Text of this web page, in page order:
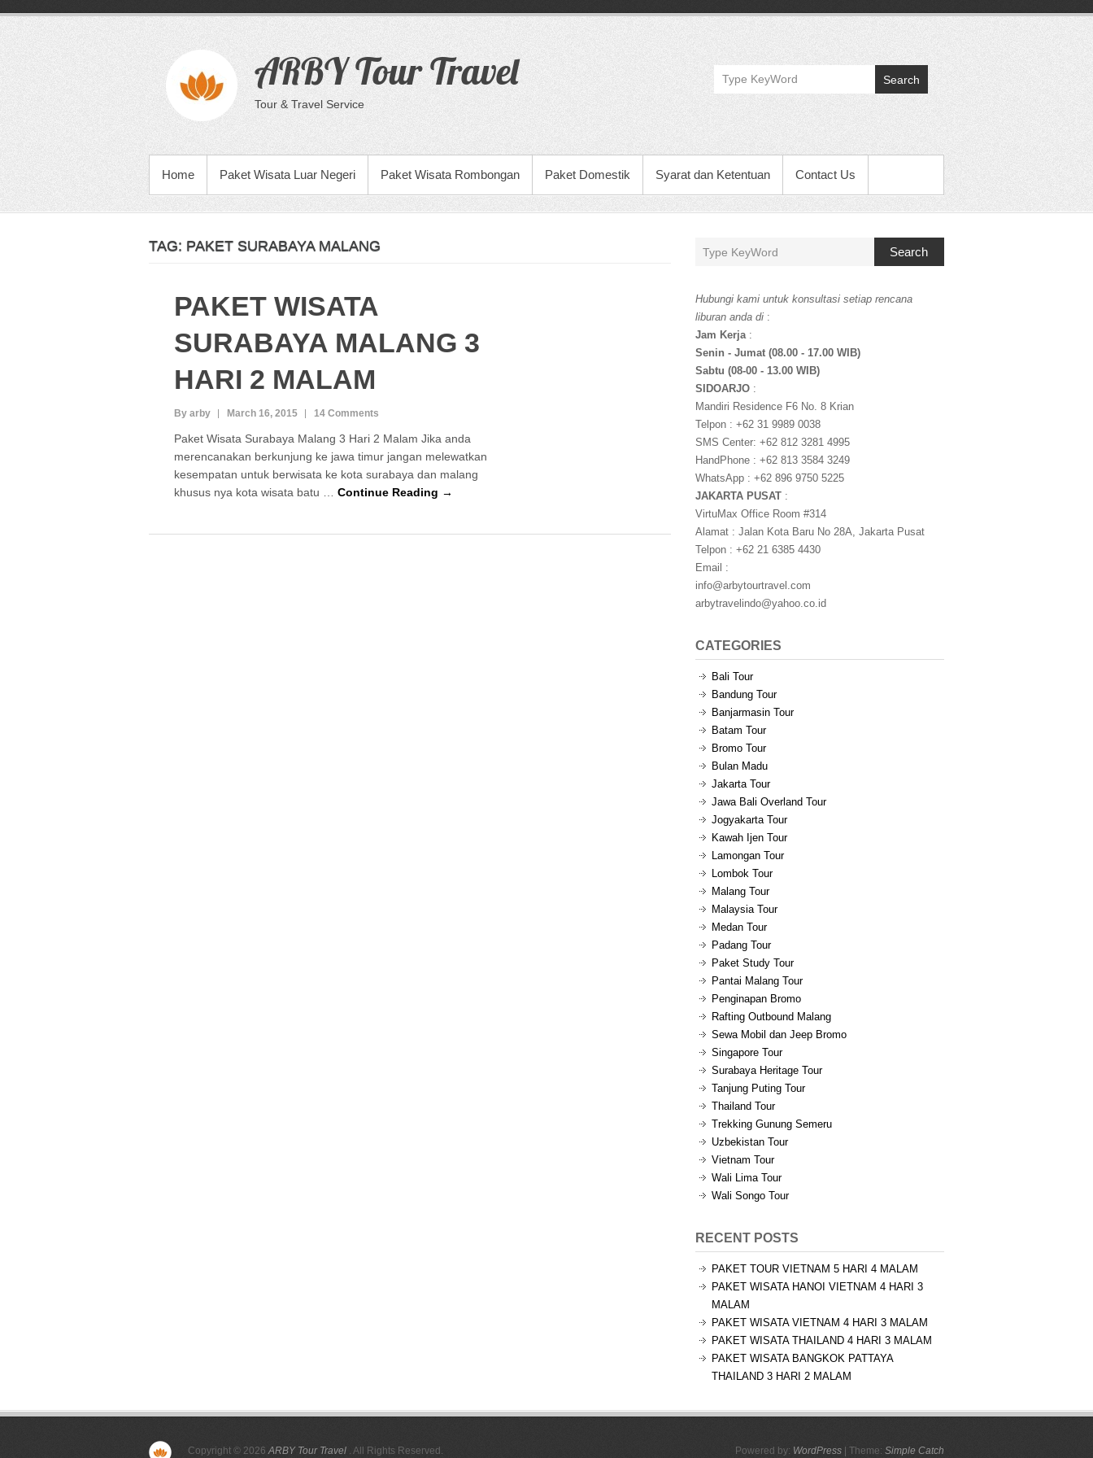
content
ARBY Tour Travel
Tour & Travel Service
Search
PRIMARY MENU
Home Paket Wisata Luar Negeri Paket Wisata Rombongan Paket Domestik Syarat dan Ketentuan Contact Us
TAG: PAKET SURABAYA MALANG
PAKET WISATA
SURABAYA MALANG 3
HARI 2 MALAM
By arby March 16, 2015 14 Comments
Paket Wisata Surabaya Malang 3 Hari 2 Malam Jika anda
merencanakan berkunjung ke jawa timur jangan melewatkan
kesempatan untuk berwisata ke kota surabaya dan malang
khusus nya kota wisata batu … Continue Reading →
Search
Hubungi kami untuk konsultasi setiap rencana
liburan anda di :
Jam Kerja:
Senin - Jumat (08.00 - 17.00 WIB)
Sabtu (08-00 - 13.00 WIB)
SIDOARJO:
Mandiri Residence F6 No. 8 Krian
Telpon : +62 31 9989 0038
SMS Center: +62 812 3281 4995
HandPhone : +62 813 3584 3249
WhatsApp : +62 896 9750 5225
JAKARTA PUSAT :
VirtuMax Office Room #314
Alamat : Jalan Kota Baru No 28A, Jakarta Pusat
Telpon : +62 21 6385 4430
Email :
info@arbytourtravel.com
arbytravelindo@yahoo.co.id
CATEGORIES
Bali Tour
Bandung Tour
Banjarmasin Tour
Batam Tour
Bromo Tour
Bulan Madu
Jakarta Tour
Jawa Bali Overland Tour
Jogyakarta Tour
Kawah Ijen Tour
Lamongan Tour
Lombok Tour
Malang Tour
Malaysia Tour
Medan Tour
Padang Tour
Paket Study Tour
Pantai Malang Tour
Penginapan Bromo
Rafting Outbound Malang
Sewa Mobil dan Jeep Bromo
Singapore Tour
Surabaya Heritage Tour
Tanjung Puting Tour
Thailand Tour
Trekking Gunung Semeru
Uzbekistan Tour
Vietnam Tour
Wali Lima Tour
Wali Songo Tour
RECENT POSTS
PAKET TOUR VIETNAM 5 HARI 4 MALAM
PAKET WISATA HANOI VIETNAM 4 HARI 3
MALAM
PAKET WISATA VIETNAM 4 HARI 3 MALAM
PAKET WISATA THAILAND 4 HARI 3 MALAM
PAKET WISATA BANGKOK PATTAYA
THAILAND 3 HARI 2 MALAM
Copyright © 2026ARBY Tour Travel . All Rights Reserved. Powered by: WordPress | Theme: Simple Catch